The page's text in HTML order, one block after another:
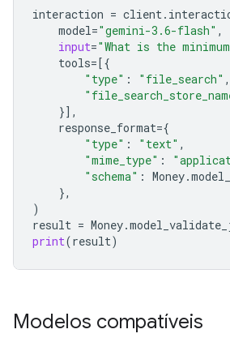
interaction = client.
model="gemini-3.6-flash" ,
input="What is the
tools=[{
"type" : "file_search" ,
}],
response_format={
"type" : "text" ,
"mime_type" :
"schema" : Money.
},
)
result = Money.
print(result)
Modelos compatíveis